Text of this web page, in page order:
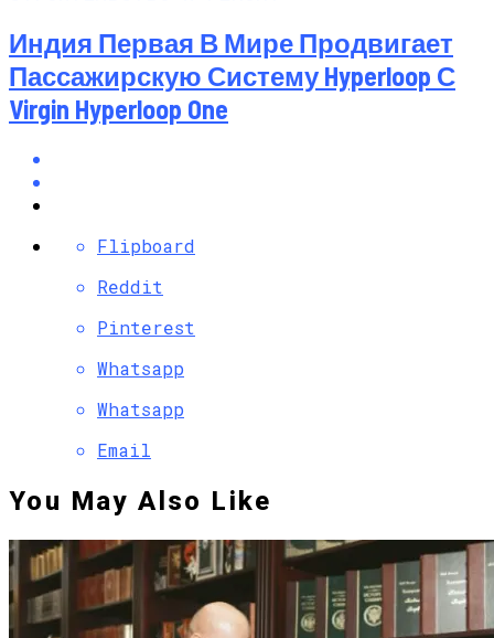
Индия Первая В Мире Продвигает
Пассажирскую Систему Hyperloop С
Virgin Hyperloop One
Flipboard
Reddit
Pinterest
Whatsapp
Whatsapp
Email
You May Also Like